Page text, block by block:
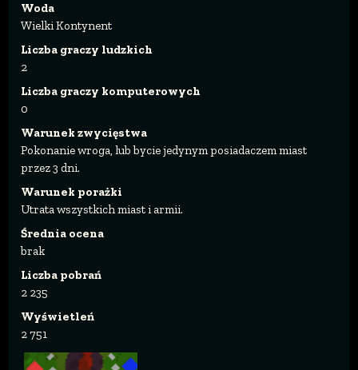
Woda
Wielki Kontynent
Liczba graczy ludzkich
2
Liczba graczy komputerowych
0
Warunek zwycięstwa
Pokonanie wroga, lub bycie jedynym posiadaczem miast
przez 3 dni.
Warunek porażki
Utrata wszystkich miast i armii.
Średnia ocena
brak
Liczba pobrań
2 235
Wyświetleń
2 751